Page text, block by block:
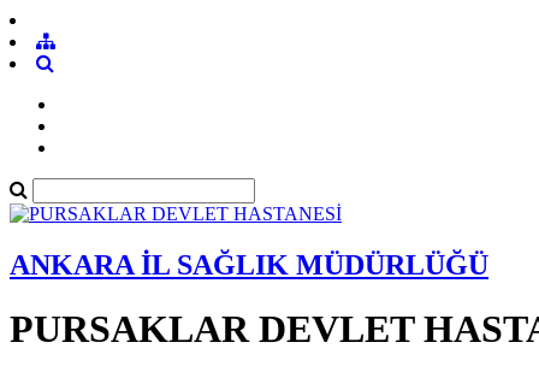
ANKARA İL SAĞLIK MÜDÜRLÜĞÜ
PURSAKLAR DEVLET